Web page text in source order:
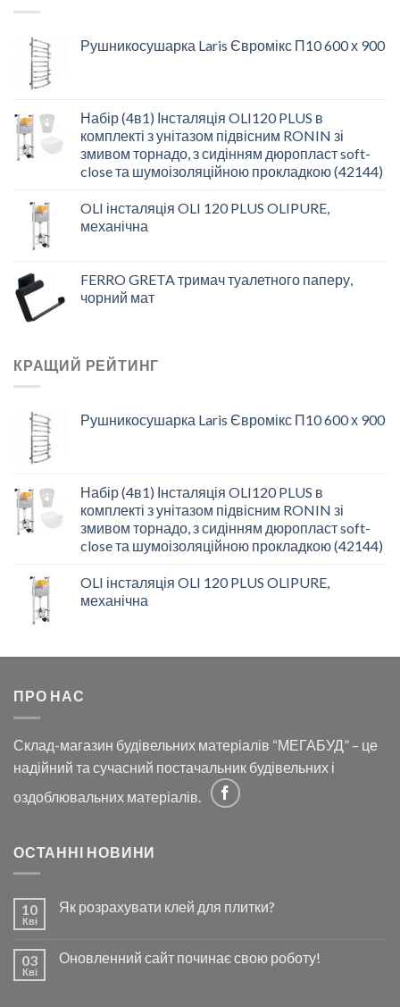
Рушникосушарка Laris Євромікс П10 600 х 900
Набір (4в1) Інсталяція OLI120 PLUS в
комплекті з унітазом підвісним RONIN зі
змивом торнадо, з сидінням дюропласт soft-
close та шумоізоляційною прокладкою (42144)
OLI інсталяція OLI 120 PLUS OLIPURE,
механічна
FERRO GRETA тримач туалетного паперу,
чорний мат
КРАЩИЙ РЕЙТИНГ
Рушникосушарка Laris Євромікс П10 600 х 900
Набір (4в1) Інсталяція OLI120 PLUS в
комплекті з унітазом підвісним RONIN зі
змивом торнадо, з сидінням дюропласт soft-
close та шумоізоляційною прокладкою (42144)
OLI інсталяція OLI 120 PLUS OLIPURE,
механічна
ПРО НАС
Склад-магазин будівельних матеріалів “МЕГАБУД” – це
надійний та сучасний постачальник будівельних і
оздоблювальних матеріалів.
ОСТАННІ НОВИНИ
10
Кві
Як розрахувати клей для плитки?
03
Кві
Оновленний сайт починає свою роботу!